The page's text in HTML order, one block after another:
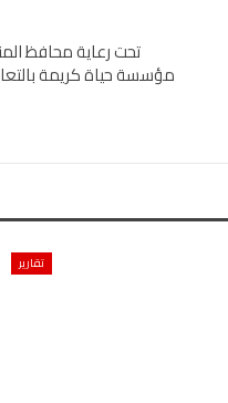
تحت رعاية محافظ
مؤسسة حياة كريمة
تقارير